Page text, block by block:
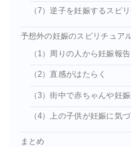
（7）逆子を妊娠するスピ
予想外の妊娠のスピリチュア
（1）周りの人から妊娠報
（2）直感がはたらく
（3）街中で赤ちゃんや妊
（4）上の子供が妊娠に気づ
まとめ